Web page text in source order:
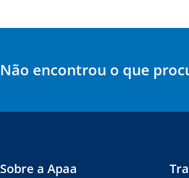
Não encontrou o que
Sobre a Apaa